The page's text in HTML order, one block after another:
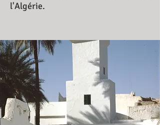
l'Algérie.